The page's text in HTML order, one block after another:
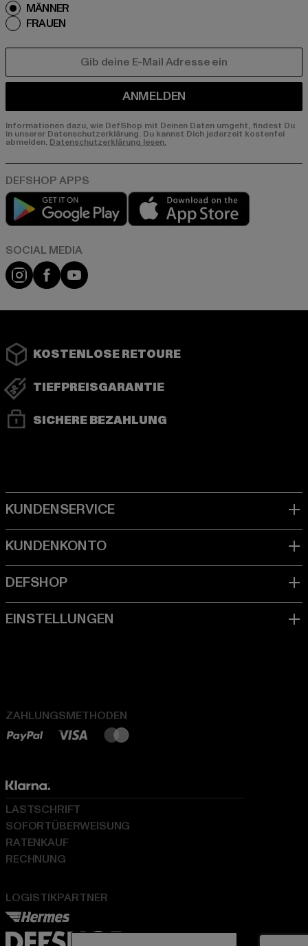
MÄNNER
FRAUEN
ANMELDEN
Informationen dazu, wie DefShop mit Deinen Daten umgeht, findest Du
in unserer Datenschutzerklärung. Du kannst Dich jederzeit kostenfei
abmelden. Datenschutzerklärung lesen.
Play market
Instagram
FacebookYouTube
KOSTENLOSE RETOURE
TIEFPREISGARANTIE
SICHERE BEZAHLUNG
ZAHLUNGSMETHODEN
LOGISTIKPARTNER
LASTSCHRIFT
SOFORTÜBERWEISUNG
RATENKAUF
RECHNUNG